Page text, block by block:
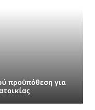
προϋπόθεση για